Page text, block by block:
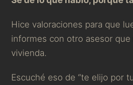
Hice valoraciones para que
informes con otro asesor
vivienda.
Escuché eso de “te elijo por